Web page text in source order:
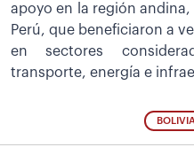
apoyo en la región
Perú, que beneficiaron a
en sectores
transporte, energía e